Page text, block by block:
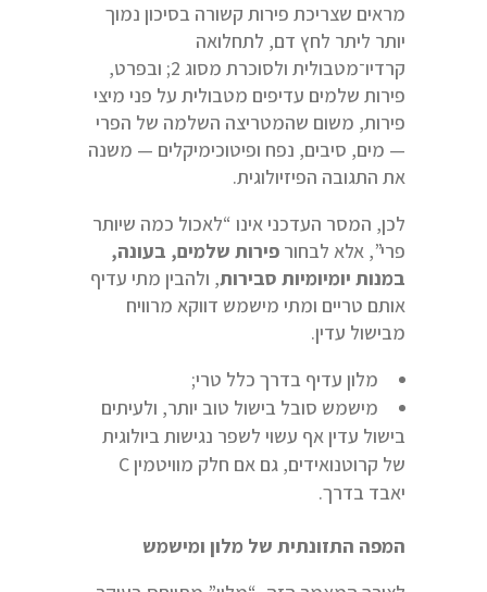
מראים שצריכת פירות קשורה בסיכון נמוך
יותר ליתר לחץ דם, לתחלואה
קרדיו־מטבולית ולסוכרת מסוג 2; ובפרט,
פירות שלמים עדיפים מטבולית על פני מיצי
פירות, משום שהמטריצה השלמה של הפרי
— מים, סיבים, נפח ופיטוכימיקלים — משנה
את התגובה הפיזיולוגית.
לכן, המסר העדכני אינו “לאכול כמה שיותר
פרי”, אלא לבחור פירות שלמים, בעונה,
במנות יומיומיות סבירות, ולהבין מתי עדיף
אותם טריים ומתי מישמש דווקא מרוויח
מבישול עדין.
מלון עדיף בדרך כלל טרי;
מישמש סובל בישול טוב יותר, ולעיתים
בישול עדין אף עשוי לשפר נגישות ביולוגית
של קרוטנואידים, גם אם חלק מוויטמין C
יאבד בדרך.
המפה התזונתית של מלון ומישמש